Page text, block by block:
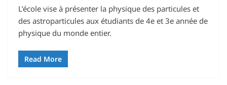
L’école vise à présenter la physique des particules et
des astroparticules aux étudiants de 4e et 3e année de
physique du monde entier.
Read More